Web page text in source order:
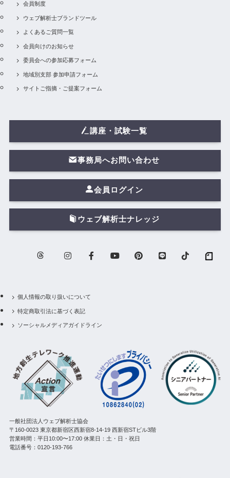
会員制度
ウェブ解析士ブランドツール
よくあるご質問一覧
会員向けのお知らせ
委員会への参加応募フォーム
地域別支部 参加申請フォーム
サイトご指摘・ご提案フォーム
講座・試験一覧
事務局へお問い合わせ
会員ログイン
ウェブ解析士ナレッジ
個人情報の取り扱いについて
特定商取引法に基づく表記
ソーシャルメディアガイドライン
一般社団法人ウェブ解析士協会
〒160-0023 東京都新宿区西新宿8-14-19 西新宿STビル3階
営業時間：平日10:00〜17:00 休業日：土・日・祝日
電話番号：0120-193-766